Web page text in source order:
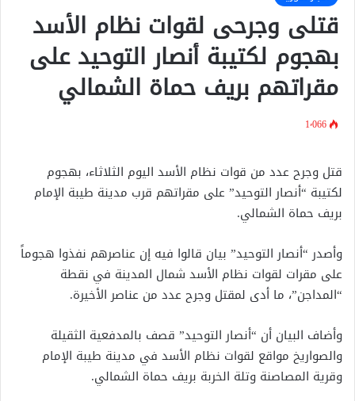
قتلى وجرحى لقوات نظام الأسد
بهجوم لكتيبة أنصار التوحيد على
مقراتهم بريف حماة الشمالي
1٬066
قتل وجرح عدد من قوات نظام الأسد اليوم الثلاثاء، بهجوم
لكتيبة “أنصار التوحيد” على مقراتهم قرب مدينة طيبة الإمام
بريف حماة الشمالي.
وأصدر “أنصار التوحيد” بيان قالوا فيه إن عناصرهم نفذوا هجوماً
على مقرات لقوات نظام الأسد شمال المدينة في نقطة
“المداجن”، ما أدى لمقتل وجرح عدد من عناصر الأخيرة.
وأضاف البيان أن “أنصار التوحيد” قصف بالمدفعية الثقيلة
والصواريخ مواقع لقوات نظام الأسد في مدينة طيبة الإمام
وقرية المصاصنة وتلة الخربة بريف حماة الشمالي.